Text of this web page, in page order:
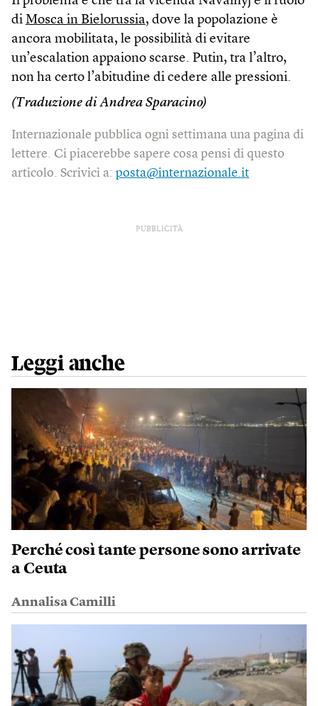
di Mosca in Bielorussia, dove la popolazione è
ancora mobilitata, le possibilità di evitare
un’escalation appaiono scarse. Putin, tra l’altro,
non ha certo l’abitudine di cedere alle pressioni.
(Traduzione di Andrea Sparacino)
Internazionale pubblica ogni settimana una pagina di
lettere. Ci piacerebbe sapere cosa pensi di questo
articolo. Scrivici a: posta@internazionale.it
PUBBLICITÀ
Leggi anche
Perché così tante persone sono arrivate
a Ceuta
Annalisa Camilli